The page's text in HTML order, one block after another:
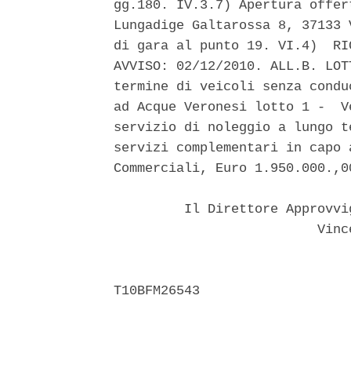
gg.180. IV.3.7) Apertura
Lungadige Galtarossa 8,
di gara al punto 19. VI.4)
AVVISO: 02/12/2010. ALL.B.
termine di veicoli senza
ad Acque Veronesi lotto 1 -
servizio di noleggio a lungo
servizi complementari in
Commerciali, Euro
Il Direttore